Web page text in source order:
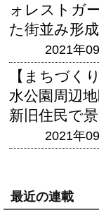
ォレストガ
た街並み形成
2021年
【まちづく
水公園周辺
新旧住民で
2021年
最近の連載